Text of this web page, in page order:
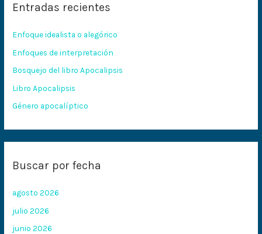
a
p
o
r
:
Entradas recientes
Enfoque idealista o alegórico
Enfoques de interpretación
Bosquejo del libro Apocalipsis
Libro Apocalipsis
Género apocalíptico
Buscar por fecha
agosto 2026
julio 2026
junio 2026